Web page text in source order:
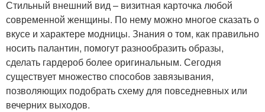
Стильный внешний вид – визитная карточка любой
современной женщины. По нему можно многое сказать о
вкусе и характере модницы. Знания о том, как правильно
носить палантин, помогут разнообразить образы,
сделать гардероб более оригинальным. Сегодня
существует множество способов завязывания,
позволяющих подобрать схему для повседневных или
вечерних выходов.